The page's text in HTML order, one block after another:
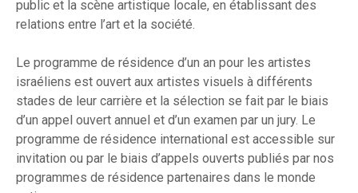
public et la scène artistique locale, en établissant des
relations entre l’art et la société.
Le programme de résidence d’un an pour les artistes
israéliens est ouvert aux artistes visuels à différents
stades de leur carrière et la sélection se fait par le biais
d’un appel ouvert annuel et d’un examen par un jury. Le
programme de résidence international est accessible sur
invitation ou par le biais d’appels ouverts publiés par nos
programmes de résidence partenaires dans le monde